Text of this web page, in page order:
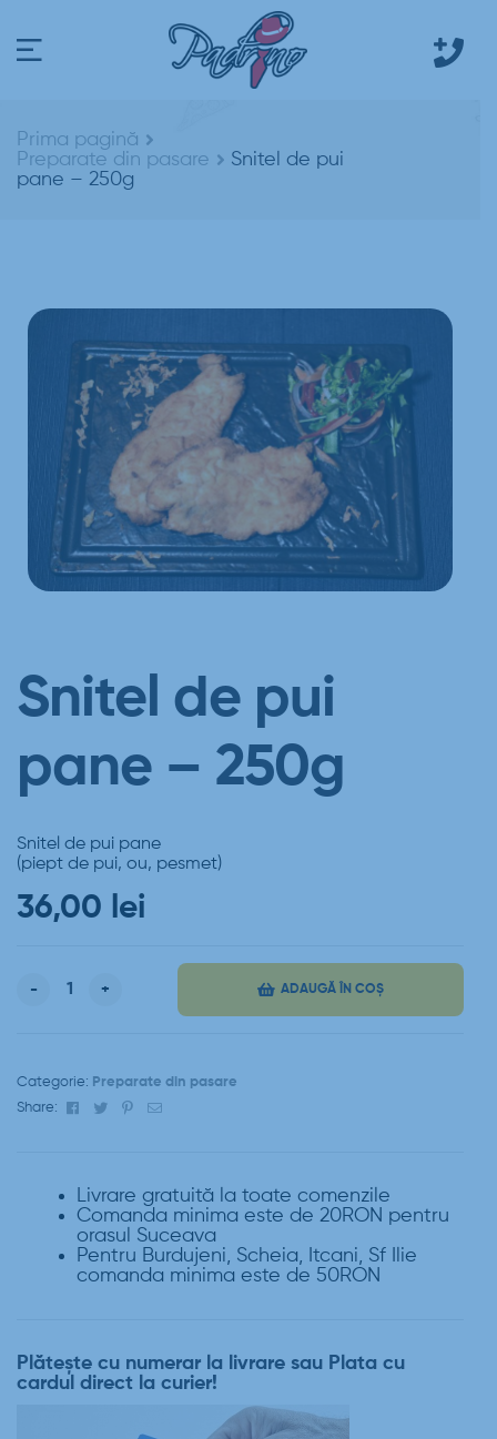
Prima pagină
Preparate din pasare
Snitel de pui
pane – 250g
Snitel de pui
pane – 250g
Snitel de pui pane
(piept de pui, ou, pesmet)
36,00 lei
- + ADAUGĂ ÎN COȘ
Categorie: Preparate din pasare
Share:
Facebook
TwitterPinterest
Email
Livrare gratuită la toate comenzile
Comanda minima este de 20RON pentru
orasul Suceava
Pentru Burdujeni, Scheia, Itcani, Sf Ilie
comanda minima este de 50RON
Plătește cu numerar la livrare sau Plata cu
cardul direct la curier!